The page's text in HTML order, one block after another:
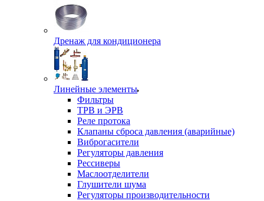
Дренаж для кондиционера
Линейные элементы
Фильтры
ТРВ и ЭРВ
Реле протока
Клапаны сброса давления (аварийные)
Виброгасители
Регуляторы давления
Рессиверы
Маслоотделители
Глушители шума
Регуляторы производительности